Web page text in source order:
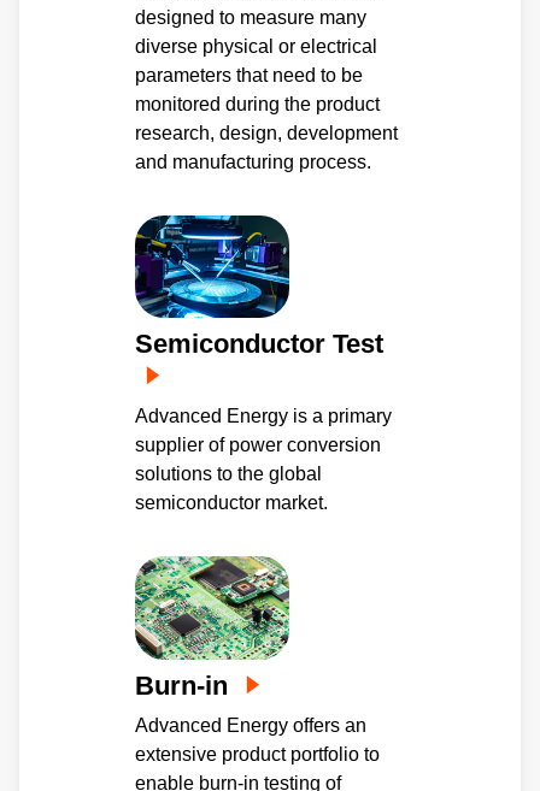
designed to measure many
diverse physical or electrical
parameters that need to be
monitored during the product
research, design, development
and manufacturing process.
Semiconductor Test
Advanced Energy is a primary
supplier of power conversion
solutions to the global
semiconductor market.
Burn-in
Advanced Energy offers an
extensive product portfolio to
enable burn-in testing of